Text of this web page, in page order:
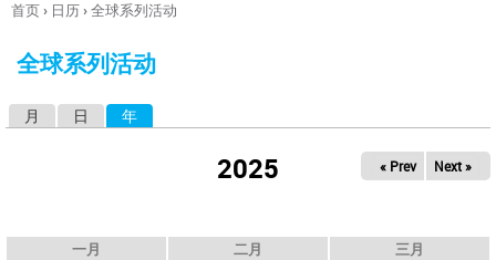
你
这
首页› 日历›全球系列活动
全球系列活动
月 日 年
2025 « Prev Next »
一月 二月 三月